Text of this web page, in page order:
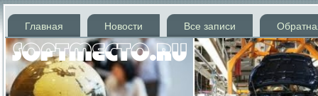
Главная Новости Все записи